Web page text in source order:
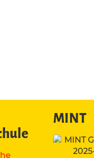
MINT